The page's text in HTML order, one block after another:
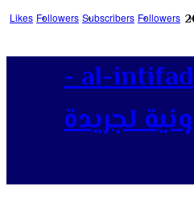
Likes Followers Subscribers Followers
al-intifada -
لجريدة